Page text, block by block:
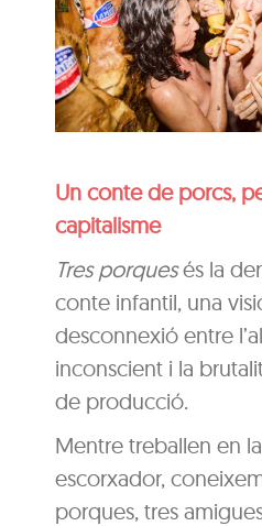
Un conte de porcs,
capitalisme
Tres porquesés la
conte infantil, una
desconnexió entre
inconscient i la
de producció.
Mentre treballen en
escorxador,
porques, tres